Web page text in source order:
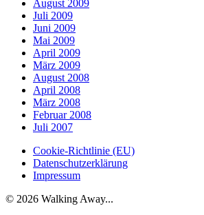
August 2009
Juli 2009
Juni 2009
Mai 2009
April 2009
März 2009
August 2008
April 2008
März 2008
Februar 2008
Juli 2007
Cookie-Richtlinie (EU)
Datenschutzerklärung
Impressum
© 2026 Walking Away...